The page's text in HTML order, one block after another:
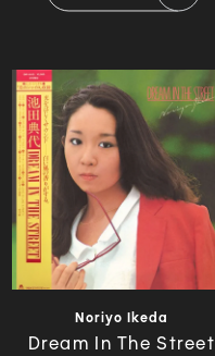
Noriyo Ikeda
Dream In The Street